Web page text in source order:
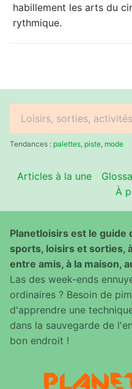
habillement les arts du
rythmique.
Rechercher
:Tendances : palettes piste mode
Articles à la une
À
Planetloisirs est le guide
sports, loisirs et sorties,
entre amis, à la maison,
Las des week-ends
ordinaires ? Besoin de
d'apprendre une
dans la sauvegarde de
bon endroit !